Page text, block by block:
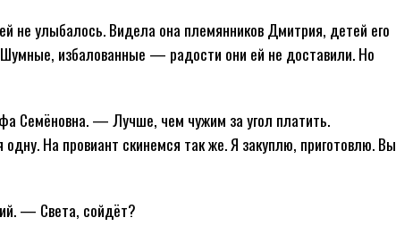
не улыбалось. Видела она племянников Дмитрия, детей его
избалованные — радости они ей не доставили. Но
Семёновна. — Лучше, чем чужим за угол платить.
На провиант скинемся так же. Я закуплю, приготовлю. Вы
— Света, сойдёт?